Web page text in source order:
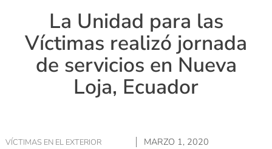
La Unidad para las
Víctimas realizó jornada
de servicios en Nueva
Loja, Ecuador
VÍCTIMAS EN EL EXTERIOR MARZO 1, 2020